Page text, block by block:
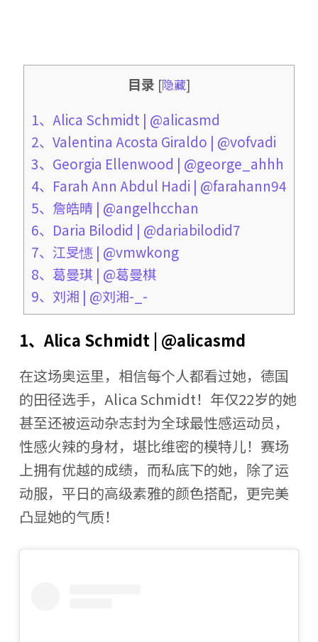
目录 [隐藏]
1、Alica Schmidt | @alicasmd
2、Valentina Acosta Giraldo | @vofvadi
3、Georgia Ellenwood | @george_ahhh
4、Farah Ann Abdul Hadi | @farahann94
5、詹皓晴 | @angelhcchan
6、Daria Bilodid | @dariabilodid7
7、江旻憓 | @vmwkong
8、葛曼琪 | @葛曼棋
9、刘湘 | @刘湘-_-
1、Alica Schmidt | @alicasmd
在这场奥运里，相信每个人都看过她，德国
的田径选手，Alica Schmidt！年仅22岁的她
甚至还被运动杂志封为全球最性感运动员，
性感火辣的身材，堪比维密的模特儿！赛场
上拥有优越的成绩，而私底下的她，除了运
动服，平日的高级素雅的颜色搭配，更完美
凸显她的气质！